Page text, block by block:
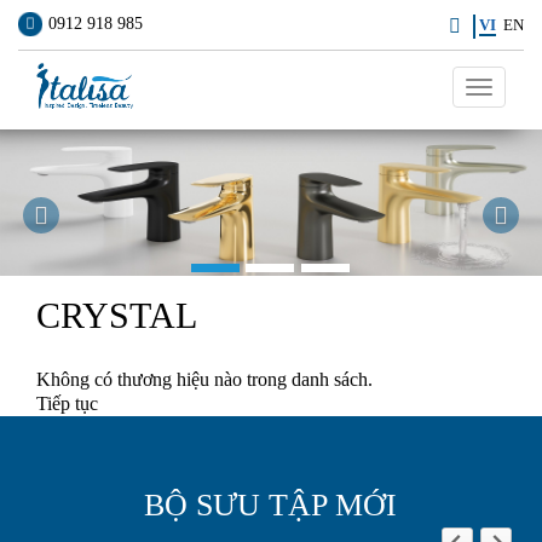
0912 918 985 VI EN
Toggle
Previous
CRYSTAL
Không có thương hiệu nào trong danh sách.
Tiếp tục
BỘ SƯU TẬP MỚI